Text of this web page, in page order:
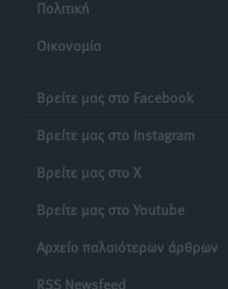
Πολιτική
Οικονομία
Βρείτε μας στο Facebook
Βρείτε μας στο Instagram
Βρείτε μας στο X
Βρείτε μας στο Youtube
Αρχείο παλαιότερων άρθρων
RSS Newsfeed